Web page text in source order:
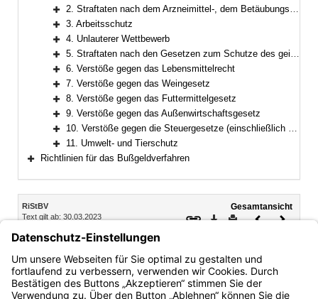
Bereich erweitern
2. Straftaten nach dem Arzneimittel-, dem Betäubungsmittel-, dem Neue-psychoaktive-Stoffe- und dem Anti-Doping-Gesetz
Bereich erweitern
3. Arbeitsschutz
Bereich erweitern
4. Unlauterer Wettbewerb
Bereich erweitern
5. Straftaten nach den Gesetzen zum Schutze des geistigen Eigentums
Bereich erweitern
6. Verstöße gegen das Lebensmittelrecht
Bereich erweitern
7. Verstöße gegen das Weingesetz
Bereich erweitern
8. Verstöße gegen das Futtermittelgesetz
Bereich erweitern
9. Verstöße gegen das Außenwirtschaftsgesetz
Bereich erweitern
10. Verstöße gegen die Steuergesetze (einschließlich der Gesetze über Eingangsabgaben)
Bereich erweitern
11. Umwelt- und Tierschutz
Richtlinien für das Bußgeldverfahren
Inhalt
RiStBV
Text gilt ab: 30.03.2023
Gesamtansicht
Download
DruckenVorheriges
1. Waffen- und Sprengstoffsachen
256